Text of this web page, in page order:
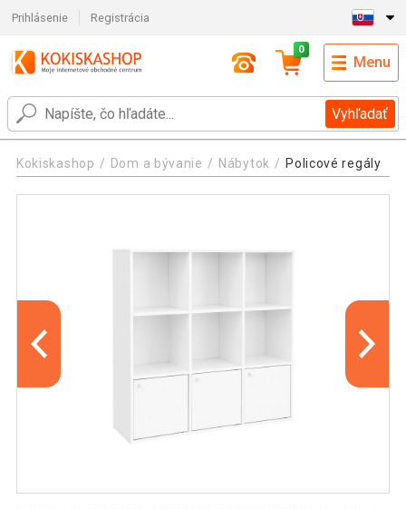
Prihlásenie Registrácia
Vyhľadať
0
Menu
Kokiskashop Dom a bývanie Nábytok Policové regály